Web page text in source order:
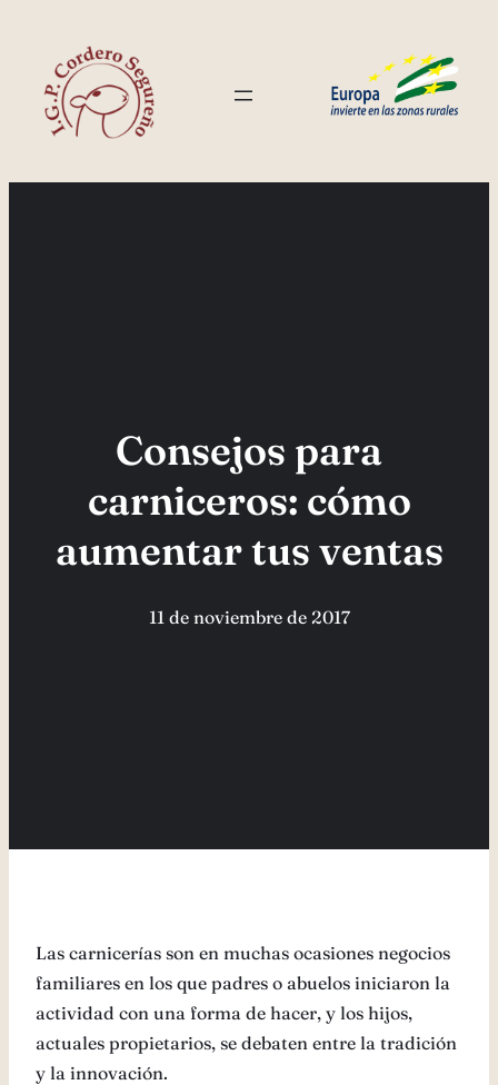
contenido
Consejos para
carniceros: cómo
aumentar tus ventas
11 de noviembre de 2017
Las carnicerías son en muchas ocasiones negocios
familiares en los que padres o abuelos iniciaron la
actividad con una forma de hacer, y los hijos,
actuales propietarios, se debaten entre la tradición
y la innovación.